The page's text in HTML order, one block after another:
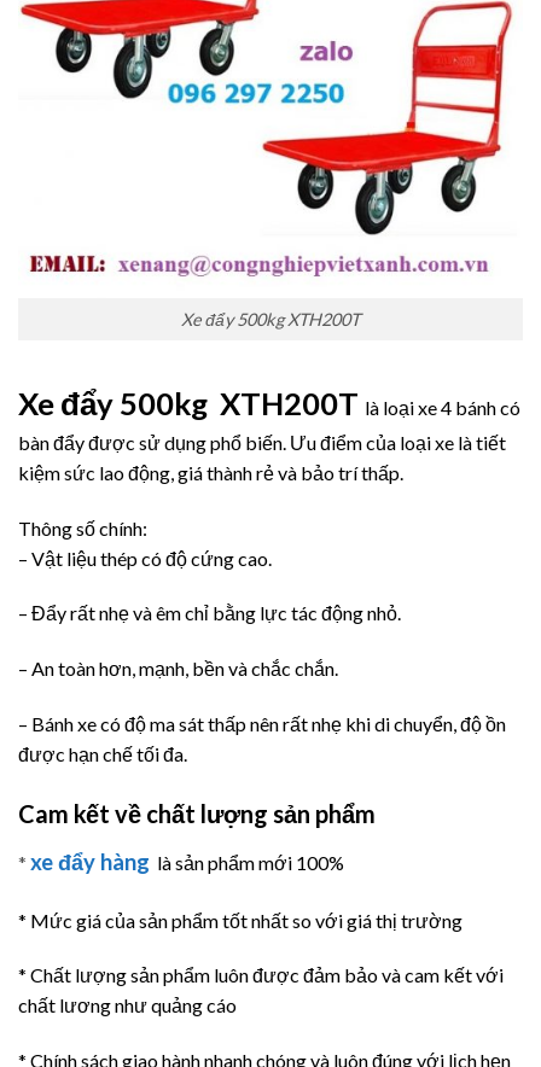
Xe đẩy 500kg XTH200T
Xe đẩy 500kg XTH200T là loại xe 4 bánh có
bàn đẩy được sử dụng phổ biến. Ưu điểm của loại xe là tiết
kiệm sức lao động, giá thành rẻ và bảo trí thấp.
Thông số chính:
– Vật liệu thép có độ cứng cao.
– Đẩy rất nhẹ và êm chỉ bằng lực tác động nhỏ.
– An toàn hơn, mạnh, bền và chắc chắn.
– Bánh xe có độ ma sát thấp nên rất nhẹ khi di chuyển, độ ồn
được hạn chế tối đa.
Cam kết về chất lượng sản phẩm
* xe đẩy hàng là sản phẩm mới 100%
* Mức giá của sản phẩm tốt nhất so với giá thị trường
* Chất lượng sản phẩm luôn được đảm bảo và cam kết với
chất lương như quảng cáo
* Chính sách giao hành nhanh chóng và luôn đúng với lịch hẹn